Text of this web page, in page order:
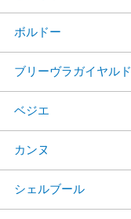
ボルドー
ブリーヴラガイヤルド
ベジエ
カンヌ
シェルブール